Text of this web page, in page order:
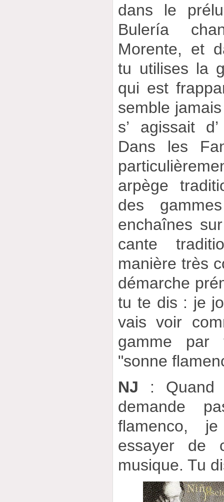
dans le
Bulería
Morente, et
tu utilises la
qui est
semble
s’ agissait
Dans les
arpège
des
enchaînes
cante
manière très
démarche
tu te dis : je
vais voir
gamme
"sonne
NJ : Quand
demande
flamenco,
essayer de
musique. Tu